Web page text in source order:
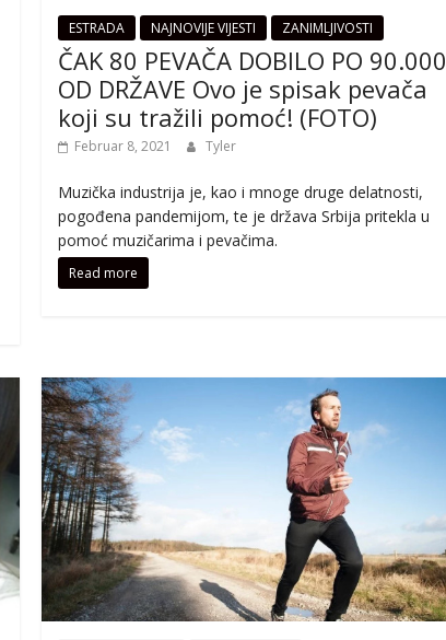
ESTRADA NAJNOVIJE VIJESTI ZANIMLJIVOSTI
ČAK 80 PEVAČA DOBILO PO 90.000
OD DRŽAVE Ovo je spisak pevača
koji su tražili pomoć! (FOTO)
Februar 8, 2021 Tyler
Muzička industrija je, kao i mnoge druge delatnosti,
pogođena pandemijom, te je država Srbija pritekla u
pomoć muzičarima i pevačima.
Read more